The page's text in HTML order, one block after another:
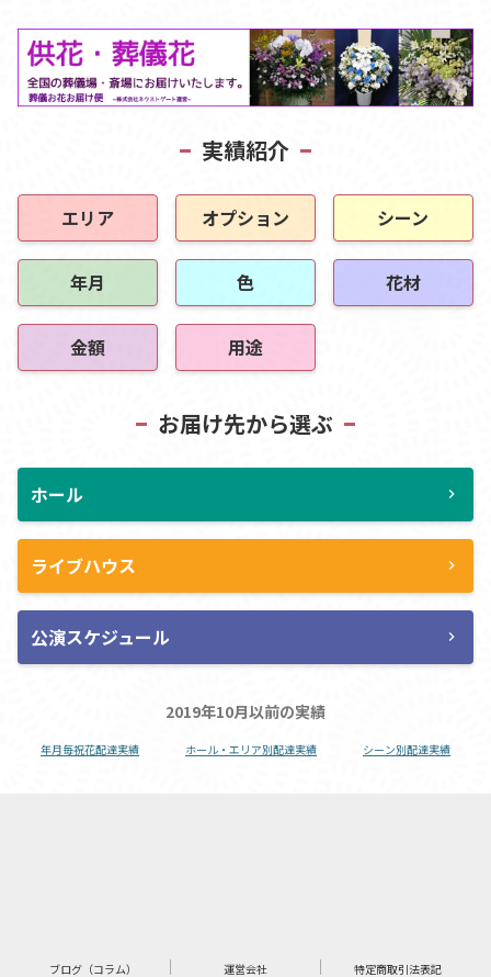
実績紹介
エリア オプション シーン
年月 色 花材
金額 用途
お届け先から選ぶ
ホール chevron_right
ライブハウス chevron_right
公演スケジュール chevron_right
2019年10月以前の実績
年月毎祝花配達実績 ホール・エリア別配達実績 シーン別配達実績
ブログ（コラム） 運営会社 特定商取引法表記